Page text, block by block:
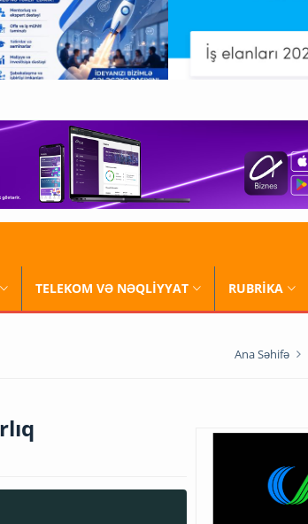
TELEKOM VƏ NƏQLİYYAT RUBRİKA
Ana Səhifə